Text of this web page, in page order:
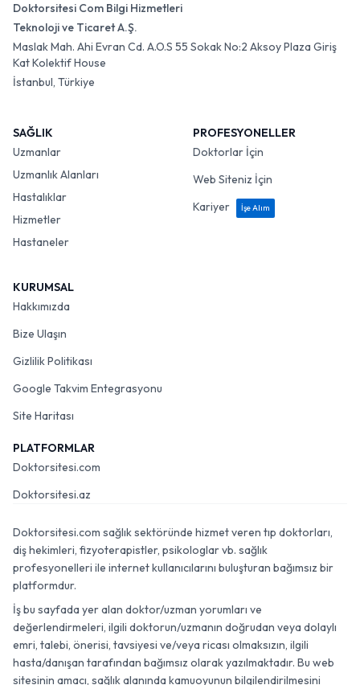
Doktorsitesi Com Bilgi Hizmetleri
Teknoloji ve Ticaret A.Ş.
Maslak Mah. Ahi Evran Cd. A.O.S 55 Sokak No:2 Aksoy Plaza Giriş
Kat Kolektif House
İstanbul, Türkiye
SAĞLIK
Uzmanlar
Uzmanlık Alanları
Hastalıklar
Hizmetler
Hastaneler
PROFESYONELLER
Doktorlar İçin
Web Siteniz İçin
Kariyer
İşe Alım
KURUMSAL
Hakkımızda
Bize Ulaşın
Gizlilik Politikası
Google Takvim Entegrasyonu
Site Haritası
PLATFORMLAR
Doktorsitesi.com
Doktorsitesi.az
Doktorsitesi.com sağlık sektöründe hizmet veren tıp doktorları,
diş hekimleri, fizyoterapistler, psikologlar vb. sağlık
profesyonelleri ile internet kullanıcılarını buluşturan bağımsız bir
platformdur.
İş bu sayfada yer alan doktor/uzman yorumları ve
değerlendirmeleri, ilgili doktorun/uzmanın doğrudan veya dolaylı
emri, talebi, önerisi, tavsiyesi ve/veya ricası olmaksızın, ilgili
hasta/danışan tarafından bağımsız olarak yazılmaktadır. Bu web
sitesinin amacı, sağlık alanında kamuoyunun bilgilendirilmesini